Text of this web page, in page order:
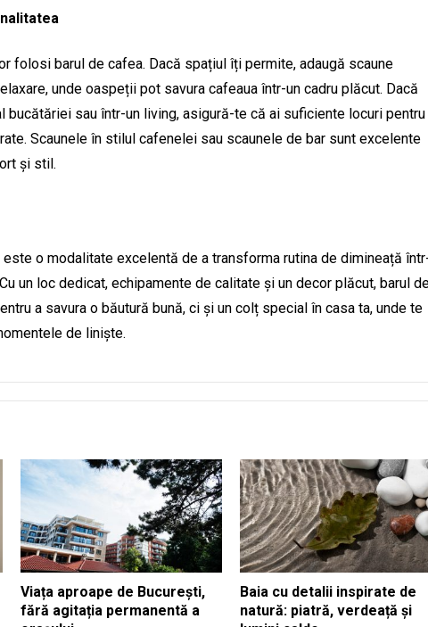
folosi barul de cafea. Dacă spațiul îți permite, adaugă scaune
unde oaspeții pot savura cafeaua într-un cadru plăcut. Dacă
bucătăriei sau într-un living, asigură-te că ai suficiente locuri pentru
Scaunele în stilul cafenelei sau scaunele de bar sunt excelente
și stil.
este o modalitate excelentă de a transforma rutina de dimineață
un loc dedicat, echipamente de calitate și un decor plăcut, barul
a savura o băutură bună, ci și un colț special în casa ta, unde te
de liniște.
Viața aproape de București,
fără agitația permanentă a
Baia cu detalii inspirate de
natură: piatră, verdeață și